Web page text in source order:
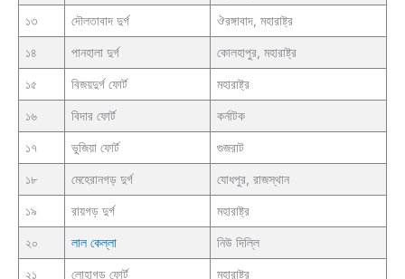
১৩ দৌলতাবাদ দুর্গ ঔরঙ্গাবাদ, মহারাষ্ট্র
১৪ পানহালা দুর্গ কোলহাপুর, মহারাষ্ট্র
১৫ বিজয়দুর্গ ফোর্ট মহারাষ্ট্র
১৬ বিদার ফোর্ট কর্নাটক
১৭ ভুজিয়া ফোর্ট গুজরাট
১৮ মেহেরানগড় দুর্গ যোধপুর, রাজস্থান
১৯ রায়গড় দুর্গ মহারাষ্ট্র
২০ লাল কেল্লা নিউ দিল্লি
২১ লোহাগড় ফোর্ট মহারাষ্ট্র